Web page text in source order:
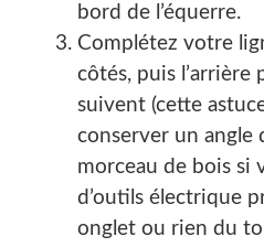
bord de l’équerre.
Complétez votre
côtés, puis l’arrière
suivent (cette
conserver un
morceau de bois si
d’outils électrique
onglet ou rien du